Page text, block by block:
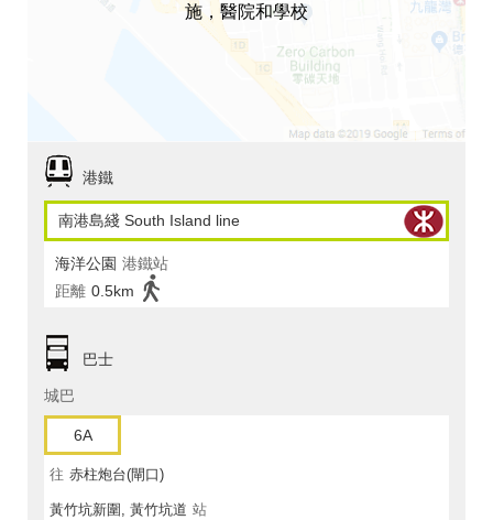
施，醫院和學校
港鐵
南港島綫 South Island line
海洋公園 港鐵站
距離 0.5km
巴士
城巴
6A
往 赤柱炮台(閘口)
黃竹坑新圍, 黃竹坑道 站